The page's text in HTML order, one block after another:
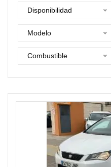
Disponibilidad
Modelo
Combustible
DISPONIBLE